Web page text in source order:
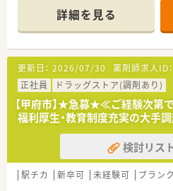
頑張り次第で高給与も可能！
■経験や勤務コースによります
半スタートと業界TOP水準！
■職種や職域に合わせ、豊富な
修を用意されています
■薬剤師が中心の会社だからこ
種多様に用意されています。
■店舗拡大に伴い、エリアマネ
トのポジションも増えます。
■在宅や教育等の専門性を活か
とも可能です。
■その他にも、管理部門や商品
域は多種多様です。
■在宅実施店舗は年々増加して
詳細を見る
更新日： 2026/07/30 薬剤師求人ID：
正社員
ドラッグストア(調剤あり)
【甲府市】★急募★≪ご経験次第
福利厚生・教育制度充実の大手
検討リス
駅チカ 新卒可 未経験可 ブラン